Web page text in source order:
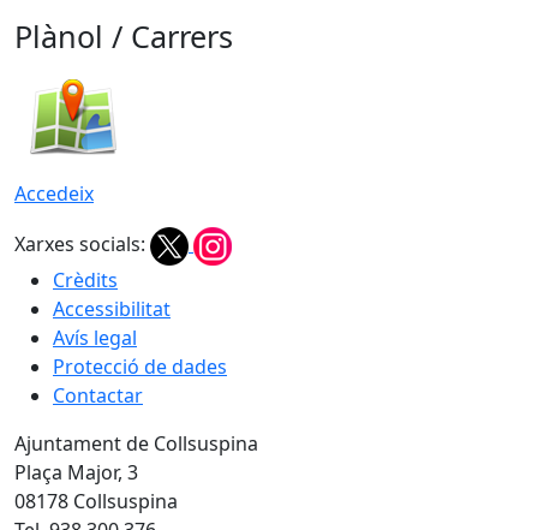
Plànol / Carrers
Accedeix
Xarxes socials:
Crèdits
Accessibilitat
Avís legal
Protecció de dades
Contactar
Ajuntament de Collsuspina
Plaça Major, 3
08178 Collsuspina